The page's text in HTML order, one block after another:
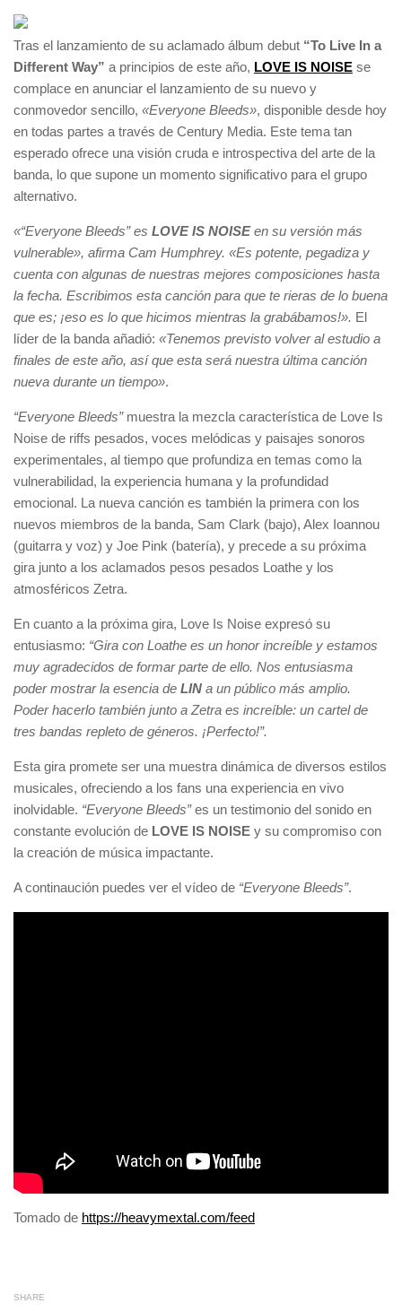
Tras el lanzamiento de su aclamado álbum debut “To Live In a
Different Way” a principios de este año, LOVE IS NOISE se
complace en anunciar el lanzamiento de su nuevo y
conmovedor sencillo, «Everyone Bleeds», disponible desde hoy
en todas partes a través de Century Media. Este tema tan
esperado ofrece una visión cruda e introspectiva del arte de la
banda, lo que supone un momento significativo para el grupo
alternativo.
«“Everyone Bleeds”es LOVE IS NOISEen su versión más
vulnerable», afirma Cam Humphrey. «Es potente, pegadiza y
cuenta con algunas de nuestras mejores composiciones hasta
la fecha. Escribimos esta canción para que te rieras de lo buena
que es; ¡eso es lo que hicimos mientras la grabábamos!». El
líder de la banda añadió: «Tenemos previsto volver al estudio a
finales de este año, así que esta será nuestra última canción
nueva durante un tiempo».
“Everyone Bleeds” muestra la mezcla característica de Love Is
Noise de riffs pesados, voces melódicas y paisajes sonoros
experimentales, al tiempo que profundiza en temas como la
vulnerabilidad, la experiencia humana y la profundidad
emocional. La nueva canción es también la primera con los
nuevos miembros de la banda, Sam Clark (bajo), Alex Ioannou
(guitarra y voz) y Joe Pink (batería), y precede a su próxima
gira junto a los aclamados pesos pesados Loathe y los
atmosféricos Zetra.
En cuanto a la próxima gira, Love Is Noise expresó su
entusiasmo: “Gira con Loathe es un honor increíble y estamos
muy agradecidos de formar parte de ello. Nos entusiasma
poder mostrar la esencia de LIN a un público más amplio.
Poder hacerlo también junto a Zetra es increíble: un cartel de
tres bandas repleto de géneros. ¡Perfecto!”.
Esta gira promete ser una muestra dinámica de diversos estilos
musicales, ofreciendo a los fans una experiencia en vivo
inolvidable. “Everyone Bleeds”es un testimonio del sonido en
constante evolución de LOVE IS NOISE y su compromiso con
la creación de música impactante.
A continaución puedes ver el vídeo de “Everyone Bleeds”.
Tomado de https://heavymextal.com/feed
SHARE